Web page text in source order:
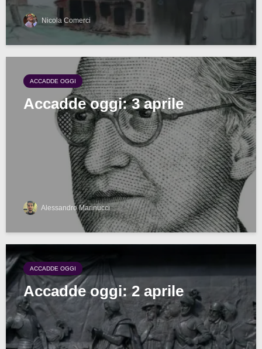
Nicola Comerci
ACCADDE OGGI
Accadde oggi: 3 aprile
Alessandro Marinucci
ACCADDE OGGI
Accadde oggi: 2 aprile